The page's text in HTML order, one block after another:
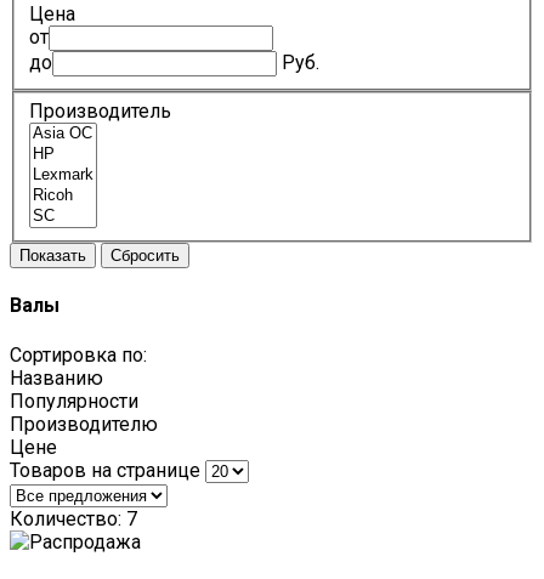
Цена
от
до
Руб.
Производитель
Валы
Сортировка по:
Названию
Популярности
Производителю
Цене
Товаров на странице
Количество: 7